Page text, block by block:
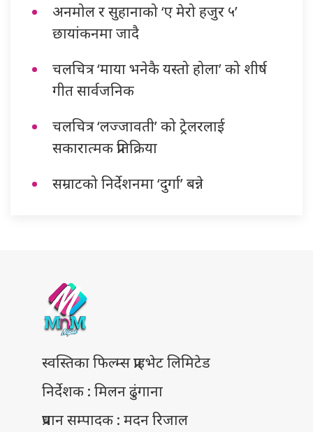
अनमोल र सुहानाको ‘ए मेरो हजुर ५’
छायांकनमा जादै
चलचित्र ‘माया भनेकै यस्तो होला’ को शीर्ष
गीत सार्वजनिक
चलचित्र ‘लज्जावती’ को ट्रेलरलाई
सकारात्मक प्रतिक्रिया
सम्राटको निर्देशनमा ‘दुर्गा’ बन्ने
स्वस्तिका फिल्म्स प्राइभेट लिमिटेड
निर्देशक : मिलन ढुंगाना
प्रधान सम्पादक : मदन रिजाल